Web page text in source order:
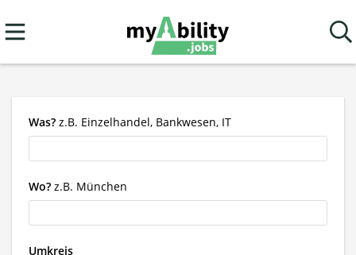
Was? z.B. Einzelhandel, Bankwesen, IT
Wo? z.B. München
Umkreis